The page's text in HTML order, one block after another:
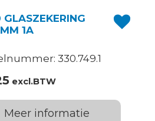
GLASZEKERING
1A
330.749.1
excl.BTW
Meer informatie